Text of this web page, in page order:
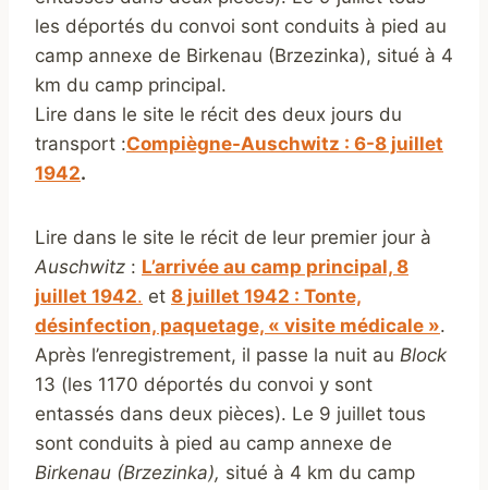
les déportés du convoi sont conduits à pied au
camp annexe de Birkenau (Brzezinka), situé à 4
km du camp principal.
Lire dans le site le récit des deux jours du
transport :Compiègne-Auschwitz : 6-8 juillet
1942.
Lire dans le site le récit de leur premier jour à
Auschwitz : L’arrivée au camp principal, 8
juillet 1942. et 8 juillet 1942 : Tonte,
désinfection, paquetage, « visite médicale ».
Après l’enregistrement, il passe la nuit au Block
13 (les 1170 déportés du convoi y sont
entassés dans deux pièces). Le 9 juillet tous
sont conduits à pied au camp annexe de
Birkenau (Brzezinka), situé à 4 km du camp